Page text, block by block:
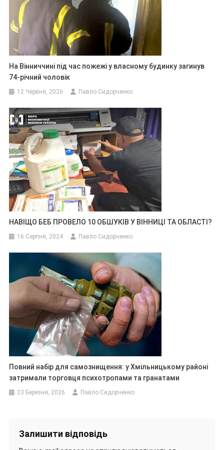
На Вінниччині під час пожежі у власному будинку загинув
74-річний чоловік
12 Червня, 2026 Павло Сидорченко
НАВІЩО БЕБ ПРОВЕЛО 10 ОБШУКІВ У ВІННИЦІ ТА ОБЛАСТІ?
16 Серпня, 2024 Павло Сидорченко
Повний набір для самознищення: у Хмільницькому районі
затримали торговця психотропами та гранатами
23 Березня, 2026 Павло Сидорченко
Залишити відповідь